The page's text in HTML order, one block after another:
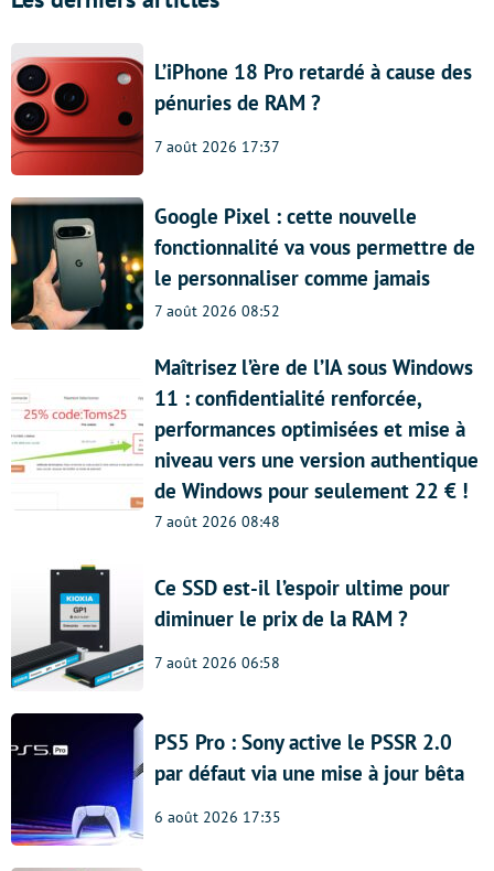
L’iPhone 18 Pro retardé à cause des
pénuries de RAM ?
7 août 2026 17:37
Google Pixel : cette nouvelle
fonctionnalité va vous permettre de
le personnaliser comme jamais
7 août 2026 08:52
Maîtrisez l’ère de l’IA sous Windows
11 : confidentialité renforcée,
performances optimisées et mise à
niveau vers une version authentique
de Windows pour seulement 22 € !
7 août 2026 08:48
Ce SSD est-il l’espoir ultime pour
diminuer le prix de la RAM ?
7 août 2026 06:58
PS5 Pro : Sony active le PSSR 2.0
par défaut via une mise à jour bêta
6 août 2026 17:35